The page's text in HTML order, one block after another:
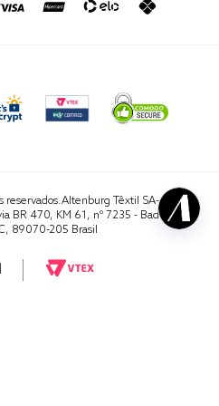
Têxtil SA- CNPJ
BR 470, KM 61, nº 7235 - Badenfurt,
89070-205 Brasil